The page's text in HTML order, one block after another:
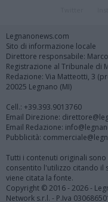
Legnanonews.com
Sito di informazione locale
Direttore responsabile:
Registrazione al Tribunale di
Redazione: Via Matteotti, 3
20025 Legnano (MI)
Cell.: +39.393.9013760
Email Direzione:
Email Redazione:
Pubblicità:
Tutti i contenuti originali
consentito l'utilizzo citando il
viene citata la fonte.
Copyright © 2016 - 2026 -
Network s.r.l. - P.Iva